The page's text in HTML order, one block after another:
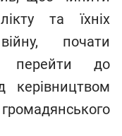
та їхніх
почати
перейти до
керівництвом